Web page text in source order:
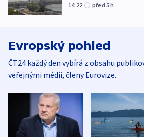
14:22 před 5h
Evropský pohled
ČT24 každý den vybírá z obsahu
veřejnými médii, členy Eurovize.